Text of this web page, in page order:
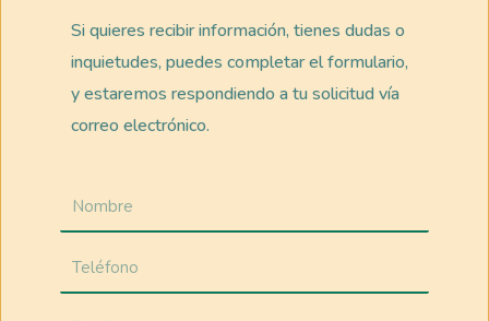
Si quieres recibir información, tienes dudas o
inquietudes, puedes completar el formulario,
y estaremos respondiendo a tu solicitud vía
correo electrónico.